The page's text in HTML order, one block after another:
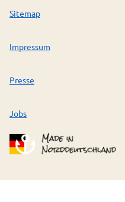
Sitemap
Impressum
Presse
Jobs